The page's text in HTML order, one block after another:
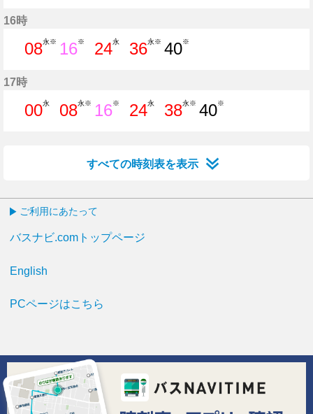
16時
08永※
16※
24永
36永※ 40※
17時
00永
08永※
16※
24永
38永※ 40※
すべての時刻表を表示
ご利用にあたって
バスナビ.comトップページ
English
PCページはこちら